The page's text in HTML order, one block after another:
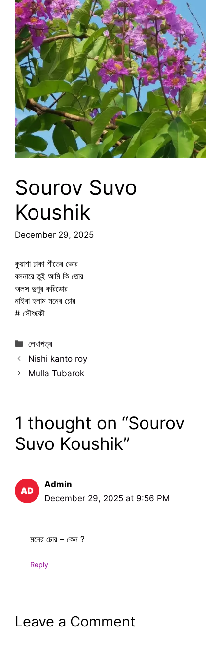
Sourov Suvo
Koushik
December 29, 2025
কুয়াশা ঢাকা শীতের ভোর
বলনারে তুই আমি কি তোর
অলস দুপুর করিডোর
নাইবা হলাম মনের চোর
# সৌশুকৌ
Categories
লেখাপত্র
Nishi kanto roy
Mulla Tubarok
1 thought on “Sourov
Suvo Koushik”
Admin
December 29, 2025 at 9:56 PM
মনের চোর – কেন ?
Reply
Leave a Comment